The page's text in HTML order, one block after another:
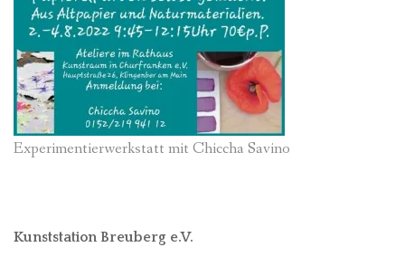
Experimentierwerkstatt mit Chiccha Savino
Kunststation Breuberg e.V.